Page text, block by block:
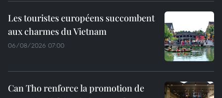
Les touristes européens succombent
aux charmes du Vietnam
06/08/2026 07:00
Can Tho renforce la promotion de